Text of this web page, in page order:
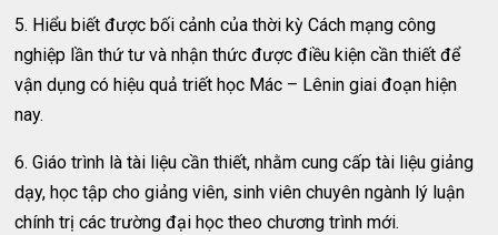
5. Hiểu biết được bối cảnh của thời kỳ Cách mạng công
nghiệp lần thứ tư và nhận thức được điều kiện cần thiết để
vận dụng có hiệu quả triết học Mác – Lênin giai đoạn hiện
nay.
6. Giáo trình là tài liệu cần thiết, nhằm cung cấp tài liệu giảng
dạy, học tập cho giảng viên, sinh viên chuyên ngành lý luận
chính trị các trường đại học theo chương trình mới.